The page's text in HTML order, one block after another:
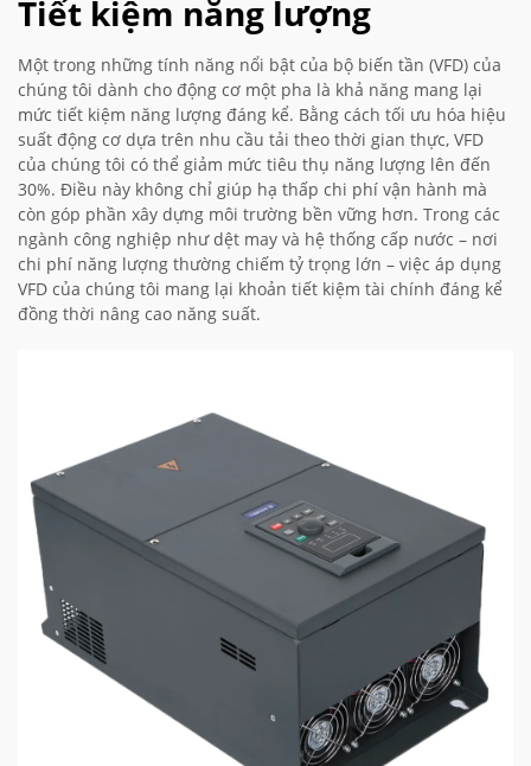
Tiết kiệm năng lượng
Một trong những tính năng nổi bật của bộ biến tần (VFD) của
chúng tôi dành cho động cơ một pha là khả năng mang lại
mức tiết kiệm năng lượng đáng kể. Bằng cách tối ưu hóa hiệu
suất động cơ dựa trên nhu cầu tải theo thời gian thực, VFD
của chúng tôi có thể giảm mức tiêu thụ năng lượng lên đến
30%. Điều này không chỉ giúp hạ thấp chi phí vận hành mà
còn góp phần xây dựng môi trường bền vững hơn. Trong các
ngành công nghiệp như dệt may và hệ thống cấp nước – nơi
chi phí năng lượng thường chiếm tỷ trọng lớn – việc áp dụng
VFD của chúng tôi mang lại khoản tiết kiệm tài chính đáng kể
đồng thời nâng cao năng suất.